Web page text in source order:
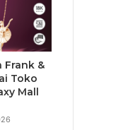
Frank &
Toko
Mall